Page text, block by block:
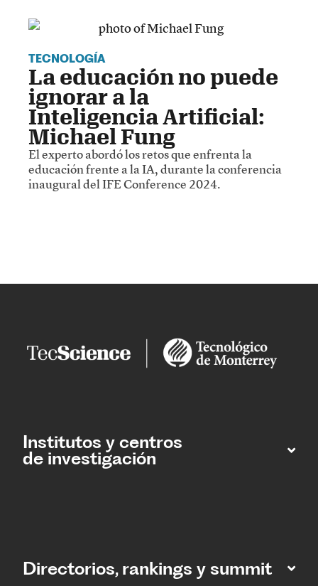
TECNOLOGÍA
La educación no puede
ignorar a la
Inteligencia Artificial:
Michael Fung
El experto abordó los retos que enfrenta la
educación frente a la IA, durante la conferencia
inaugural del IFE Conference 2024.
Institutos y centros
de investigación
Directorios, rankings y summit